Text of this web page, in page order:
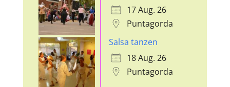
17 Aug. 26
Puntagorda
Salsa tanzen
18 Aug. 26
Puntagorda